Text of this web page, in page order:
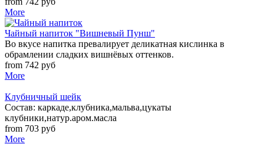
More
Чайный напиток "Вишневый Пунш"
Во вкусе напитка превалирует деликатная кислинка в
обрамлении сладких вишнёвых оттенков.
from 742 руб
More
Клубничный шейк
Состав: каркаде,клубника,мальва,цукаты
клубники,натур.аром.масла
from 703 руб
More